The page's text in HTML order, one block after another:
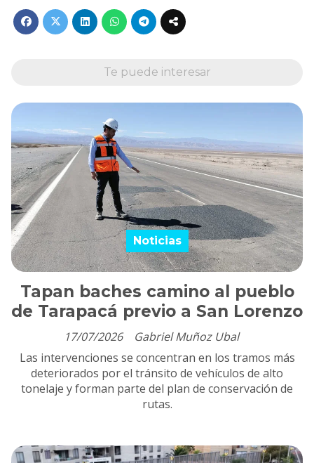
Te puede interesar
Tapan baches camino al pueblo
de Tarapacá previo a San Lorenzo
Gabriel Muñoz Ubal
Noticias
17/07/2026
Las intervenciones se concentran en los tramos más
deteriorados por el tránsito de vehículos de alto
tonelaje y forman parte del plan de conservación de
rutas.